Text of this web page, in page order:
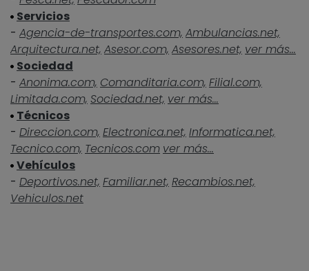
Servicios
- Agencia-de-transportes.com, Ambulancias.net,
Arquitectura.net, Asesor.com, Asesores.net, ver más...
Sociedad
- Anonima.com, Comanditaria.com, Filial.com,
Limitada.com, Sociedad.net, ver más...
Técnicos
- Direccion.com, Electronica.net, Informatica.net,
Tecnico.com, Tecnicos.com ver más...
Vehículos
- Deportivos.net, Familiar.net, Recambios.net,
Vehiculos.net